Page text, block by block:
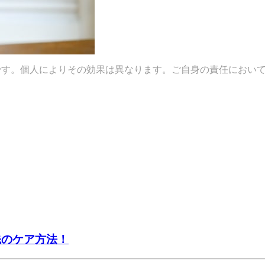
。個人によりその効果は異なります。ご自身の責任におい
ケア方法！